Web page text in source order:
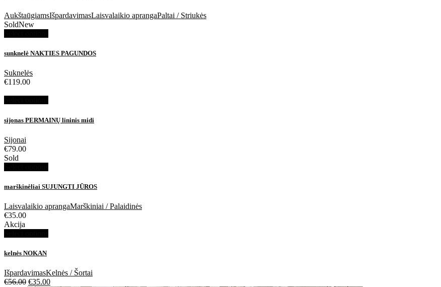
AukštaūgiamsIšpardavimasLaisvalaikio aprangaPaltai / Striukės
SoldNew
sunknelė NAKTIES PAGUNDOS
Suknelės
€119.00
sijonas PERMAINŲ lininis midi
Sijonai
€79.00
Sold
marškinėliai SUJUNGTI JŪROS
Laisvalaikio aprangaMarškiniai / Palaidinės
€35.00
Akcija
kelnės NOKAN
IšpardavimasKelnės / Šortai
€56.00 €35.00